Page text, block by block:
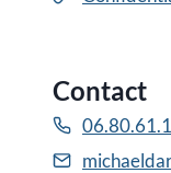
Contact